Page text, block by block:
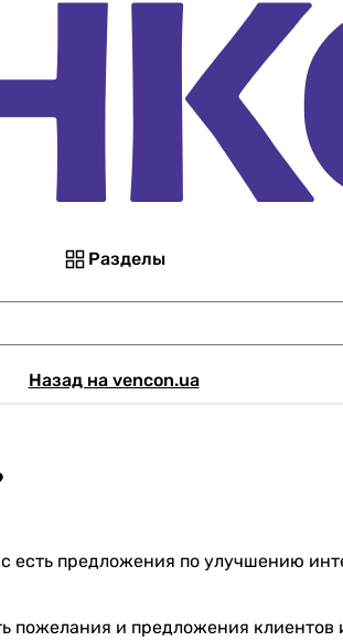
Разделы
Назад на vencon.ua
есть предложения по улучшению
пожелания и предложения